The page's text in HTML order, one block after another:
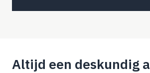
Altijd een deskundig